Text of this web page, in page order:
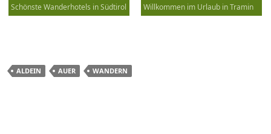
Schönste Wanderhotels in Südtirol Willkommen im Urlaub in Tramin
ALDEIN AUER WANDERN